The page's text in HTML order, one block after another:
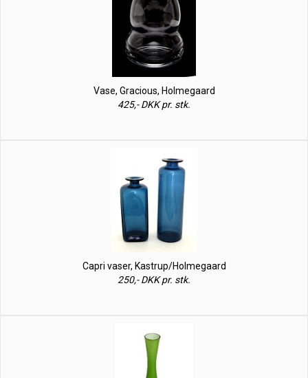
Vase, Gracious, Holmegaard
425,- DKK pr. stk.
Capri vaser, Kastrup/Holmegaard
250,- DKK pr. stk.